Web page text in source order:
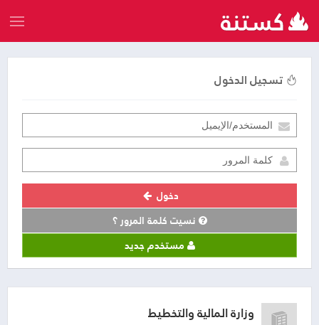
تسجيل الدخول
دخول
نسيت كلمة المرور ؟
مستخدم جديد
وزارة المالية والتخطيط